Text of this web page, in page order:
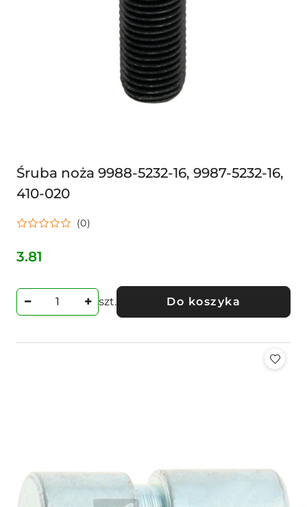
Śruba noża 9988-5232-16, 9987-5232-16,
410-020
(0)
Cena:
3.81
szt. Do koszyka